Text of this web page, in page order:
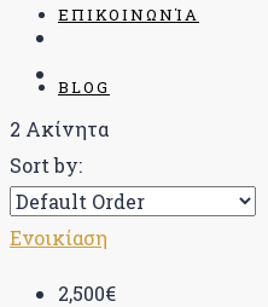
ΕΠΙΚΟΙΝΩΝΊΑ
BLOG
2 Ακίνητα
Sort by:
Ενοικίαση
2,500€